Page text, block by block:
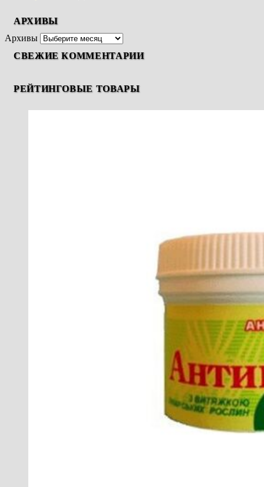
АРХИВЫ
Архивы
СВЕЖИЕ КОММЕНТАРИИ
РЕЙТИНГОВЫЕ ТОВАРЫ